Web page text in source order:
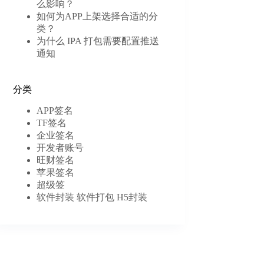
么影响？
如何为APP上架选择合适的分
类？
为什么 IPA 打包需要配置推送
通知
分类
APP签名
TF签名
企业签名
开发者账号
旺财签名
苹果签名
超级签
软件封装 软件打包 H5封装